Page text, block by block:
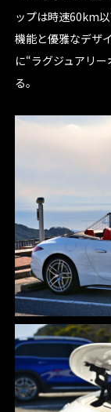
ップは時速60km
機能と優雅なデザ
に“ラグジュアリ
る。